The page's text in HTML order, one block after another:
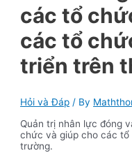
các tổ
các tổ
triển trên
Hỏi và Đáp / By
Quản trị nhân lực đóng
chức và giúp cho các
trường.